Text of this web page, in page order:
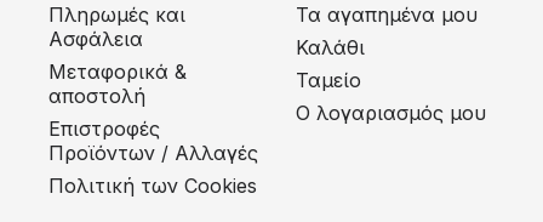
Πληρωμές και
Ασφάλεια
Μεταφορικά &
αποστολή
Eπιστροφές
Προϊόντων / Αλλαγές
Πολιτική των Cookies
Τα αγαπημένα μου
Καλάθι
Ταμείο
Ο λογαριασμός μου